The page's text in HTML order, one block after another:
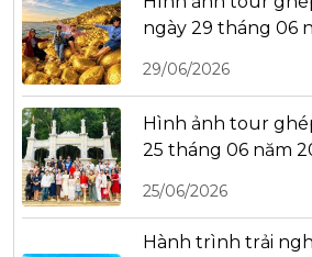
ngày 29 tháng 06
29/06/2026
Hình ảnh tour
25 tháng 06 năm
25/06/2026
Hành trình trải